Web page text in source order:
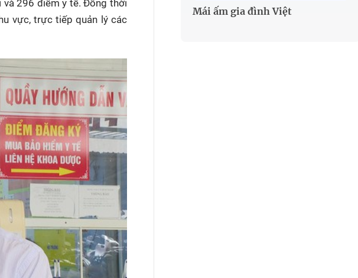
và 296 điểm y tế. Đồng thời
vực, trực tiếp quản lý các
Mái ấm gia đình Việt